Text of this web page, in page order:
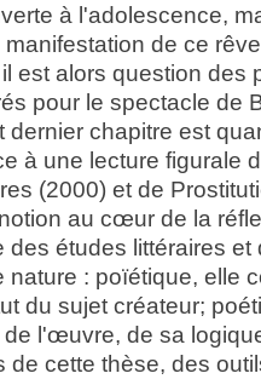
à l'adolescence,
de ce
est alors question des
pour le spectacle de
dernier chapitre est
à une lecture figurale
(2000) et de
au cœur de la
des études littéraires
nature : poïétique, elle
du sujet créateur;
l'œuvre, de sa
de cette thèse, des